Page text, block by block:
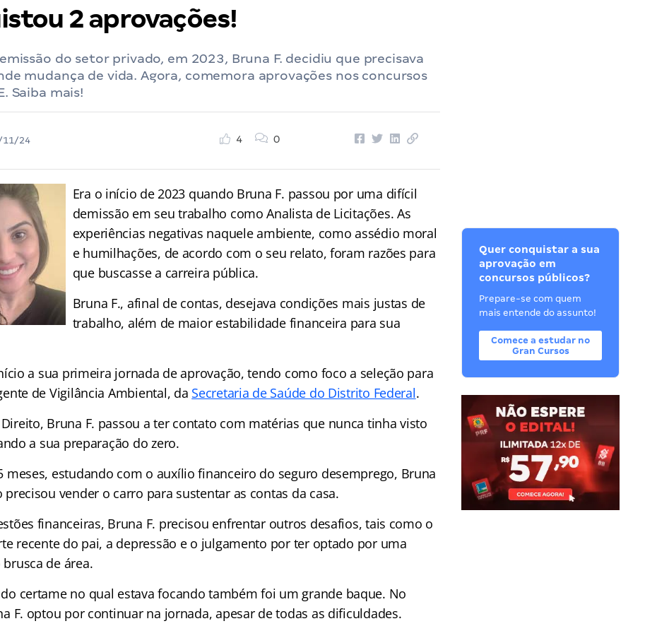
2 aprovações!
do setor privado, em 2023, Bruna F. decidiu que precisava
mudança de vida. Agora, comemora aprovações nos concursos
Saiba mais!
11/24
4 0
Era o início de 2023 quando Bruna F. passou por uma difícil
demissão em seu trabalho como Analista de Licitações. As
experiências negativas naquele ambiente, como assédio moral
e humilhações, de acordo com o seu relato, foram razões para
que buscasse a carreira pública.
Bruna F., afinal de contas, desejava condições mais justas de
trabalho, além de maior estabilidade financeira para sua
a sua primeira jornada de aprovação, tendo como foco a seleção para
de Vigilância Ambiental, da Secretaria de Saúde do Distrito Federal.
Bruna F. passou a ter contato com matérias que nunca tinha visto
a sua preparação do zero.
meses, estudando com o auxílio financeiro do seguro desemprego, Bruna
precisou vender o carro para sustentar as contas da casa.
financeiras, Bruna F. precisou enfrentar outros desafios, tais como o
recente do pai, a depressão e o julgamento por ter optado por uma
de área.
certame no qual estava focando também foi um grande baque. No
F. optou por continuar na jornada, apesar de todas as dificuldades.
Quer conquistar a sua
aprovação em
concursos públicos?
Prepare-se com quem
mais entende do assunto!
Comece a estudar no
Gran Cursos